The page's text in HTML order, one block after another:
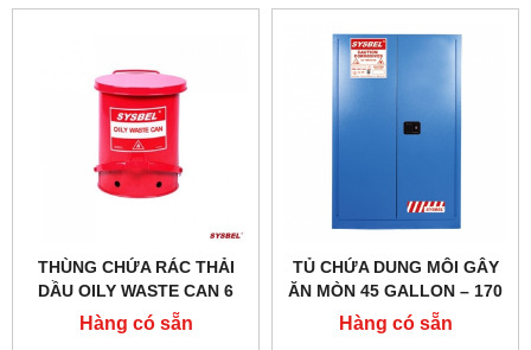
WA8109300
THÙNG CHỨA RÁC THẢI
DẦU OILY WASTE CAN 6
GALLON/ 22.6 LÍT, MÀU ĐỎ
CHO DUNG MÔI DỄ CHÁY
Hàng có sẵn
TỦ CHỨA DUNG MÔI GÂY
ĂN MÒN 45 GALLON – 170
LÍT, CỬA TỰ ĐÓNG,HÃNG
SYSBEL MODEL:
Hàng có sẵn